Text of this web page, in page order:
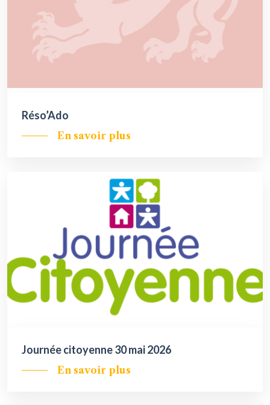
Réso’Ado
En savoir plus
Journée citoyenne 30 mai 2026
En savoir plus